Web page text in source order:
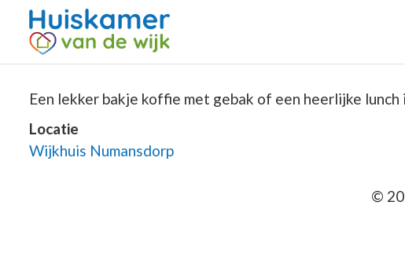
Een lekker bakje koffie met gebak of een heerlijke lunch
Locatie
Wijkhuis Numansdorp
©